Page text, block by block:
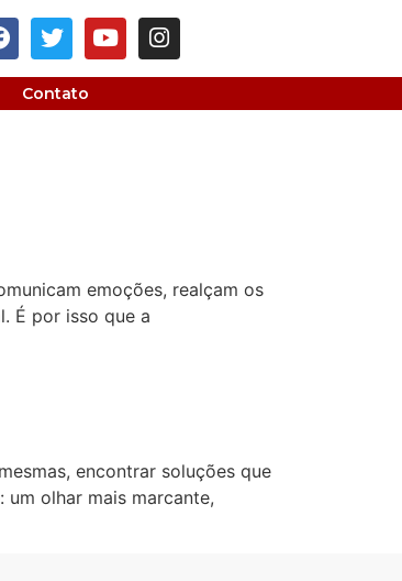
Contato
emoções, realçam os
É por isso que a
encontrar soluções que
olhar mais marcante,